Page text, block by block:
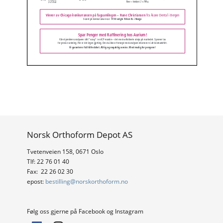
Norsk Orthoform Depot AS
Tvetenveien 158, 0671 Oslo
Tlf: 22 76 01 40
Fax: 22 26 02 30
epost: bestilling@norskorthoform.no
Følg oss gjerne på Facebook og Instagram